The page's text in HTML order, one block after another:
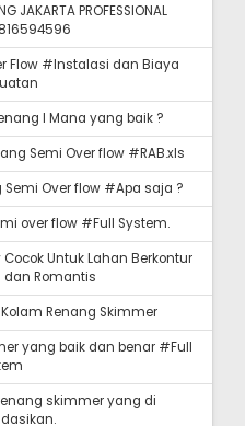
JAKARTA PROFESSIONAL
Flow #Instalasi dan Biaya
I Mana yang baik ?
Semi Over flow #RAB.xls
Over flow #Apa saja ?
over flow #Full System.
Untuk Lahan Berkontur
dan Romantis
Renang Skimmer
yang baik dan benar #Full
skimmer yang di